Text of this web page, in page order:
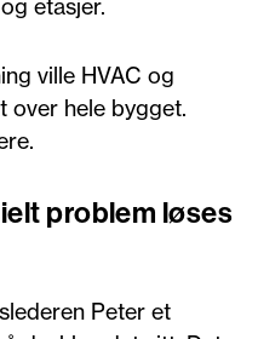
etasjer.
ville HVAC og
over hele bygget.
problem løses
Peter et